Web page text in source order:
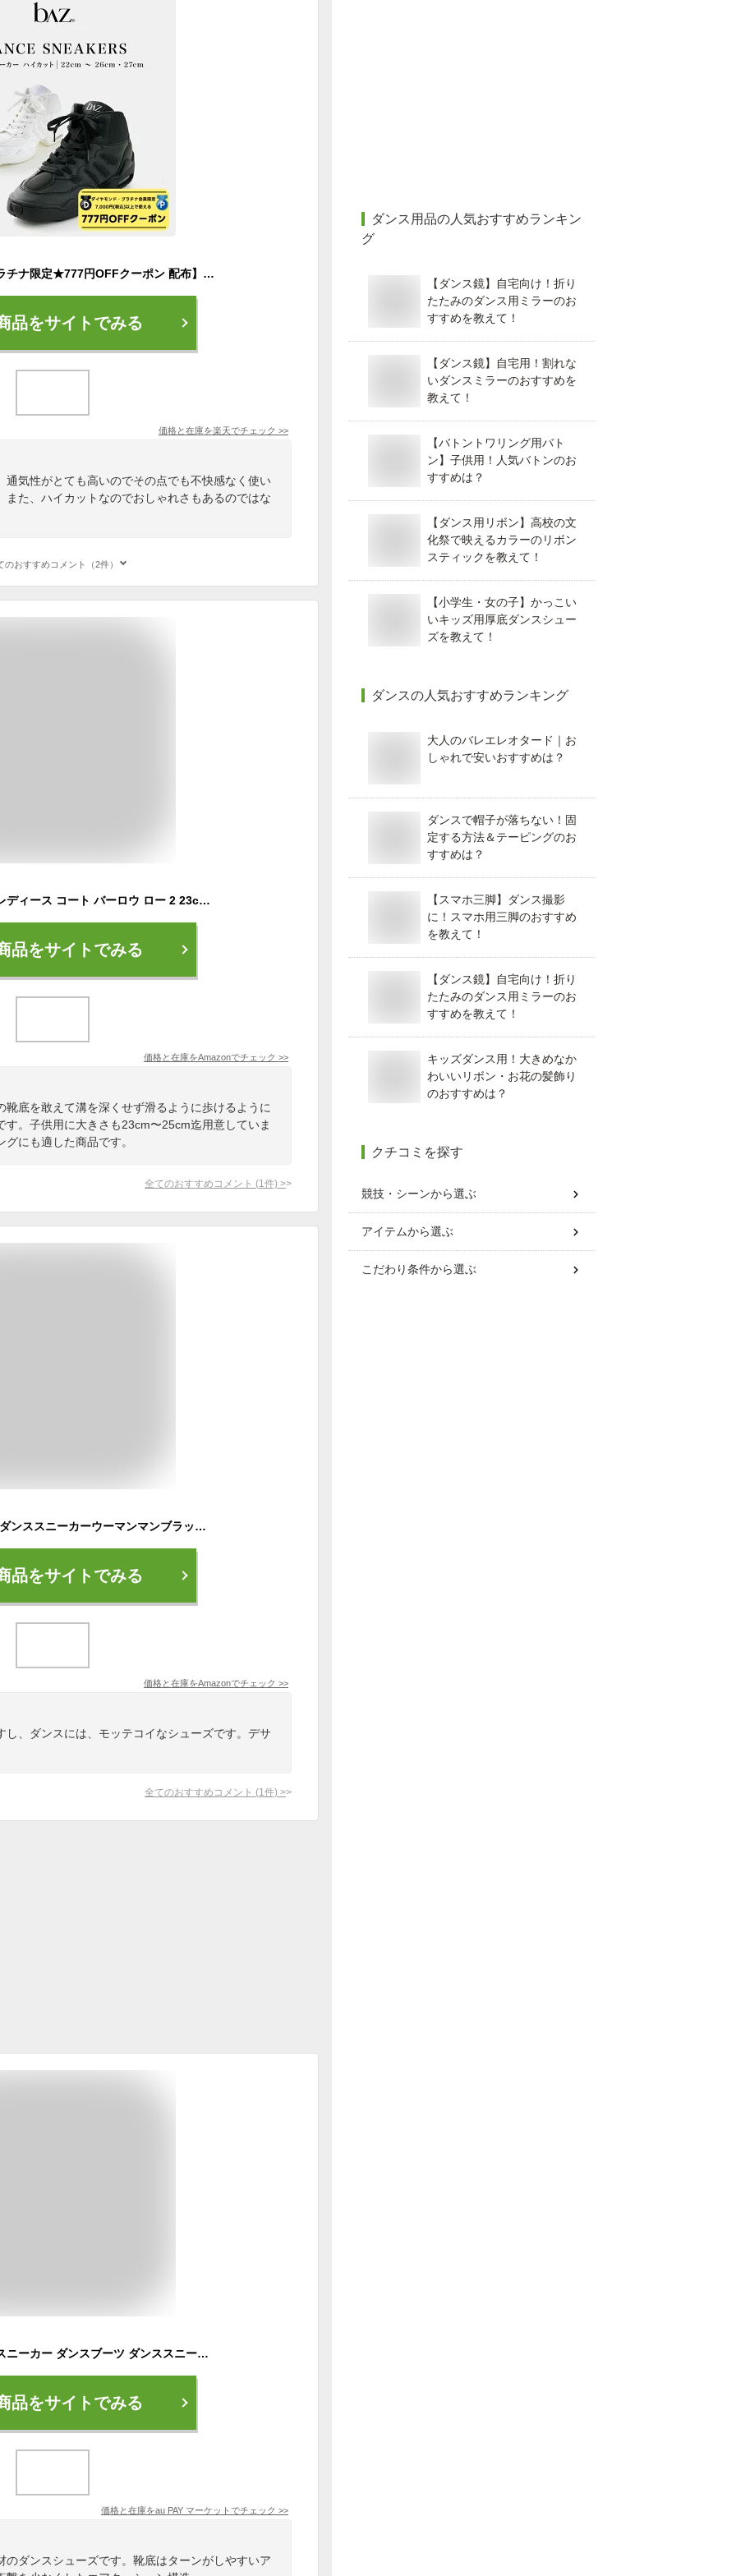
【 ダイヤモンド・プラチナ限定★777円OFFクーポン 配布】 【送料無料】 bAz バズ ダンスシューズ レディース ハイカット エアロビクス シューズ フィットネスシューズ 軽量 キッズ ジュニア 大人 Apliet 室内 ダンス シューズ スニーカー ヒップホップ ジャズダンス
品をサイトでみる
価格と在庫を楽天でチェック >>
通気性がとても高いのでその点でも不快感なく使い
また、ハイカットなのでおしゃれさもあるのではな
のおすすめコメント（2件）
[ナイキ] スニーカー レディース コート バーロウ ロー 2 23cm 23.5cm 24cm 24.5cm 25cm BQ5448 ランニング 靴 シューズ ダンス ウォーキング 大きいサイズ ((100) ホワイト, measurement_24_point_5_centimeters) [並行輸入品]
品をサイトでみる
価格と在庫をAmazonでチェック >>
底を敢えて溝を深くせず滑るように歩けるように
。子供用に大きさも23cm〜25cm迄用意していま
にも適した商品です。
全てのおすすめコメント (1 件) >
[Sansha] [サンシャ] ダンススニーカーウーマンマンブラックエアメッシュスプリットソールスクエアダンスサルサダンスシューズ P22M(23.0 cm,ブラック)
品をサイトでみる
価格と在庫をAmazonでチェック >>
し、ダンスには、モッテコイなシューズです。デサ
全てのおすすめコメント (1 件) >
【送料無料】ダンス スニーカー ダンスブーツ ダンススニーカー スカッツ サンシャ レディース メンズ ヒップホップ ジャズダンス P92M
品をサイトでみる
価格と在庫をau PAY マーケット でチェック >>
のダンスシューズです。靴底はターンがしやすいア
ダンス用品の人気おすすめランキン
グ
【ダンス鏡】自宅向け！折り
たたみのダンス用ミラーのお
すすめを教えて！
【ダンス鏡】自宅用！割れな
いダンスミラーのおすすめを
教えて！
【バトントワリング用バト
ン】子供用！人気バトンのお
すすめは？
【ダンス用リボン】高校の文
化祭で映えるカラーのリボン
スティックを教えて！
【小学生・女の子】かっこい
いキッズ用厚底ダンスシュー
ズを教えて！
ダンスの人気おすすめランキング
大人のバレエレオタード｜お
しゃれで安いおすすめは？
ダンスで帽子が落ちない！固
定する方法＆テーピングのお
すすめは？
【スマホ三脚】ダンス撮影
に！スマホ用三脚のおすすめ
を教えて！
【ダンス鏡】自宅向け！折り
たたみのダンス用ミラーのお
すすめを教えて！
キッズダンス用！大きめなか
わいいリボン・お花の髪飾り
のおすすめは？
クチコミを探す
競技・シーンから選ぶ
アイテムから選ぶ
こだわり条件から選ぶ